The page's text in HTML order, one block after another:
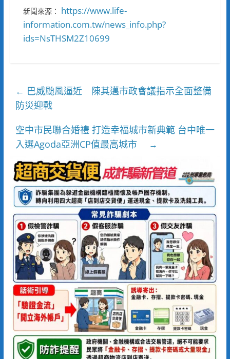
新聞來源： https://www.life-
information.com.tw/news_info.php?
ids=NsTHSM2Z10699
← 巴威颱風逼近 陳其邁市政會議指示全面整備
防災迎戰
空中市民聯合婚禮 打造幸福城市新典範 台中唯一
入選Agoda亞洲CP值最高城市
→